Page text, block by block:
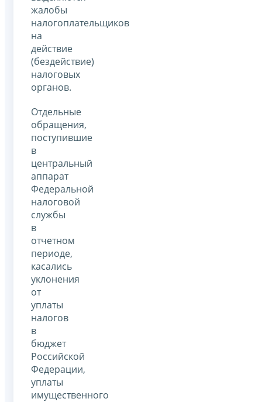
жалобы
налогоплательщиков
на
действие
(бездействие)
налоговых
органов.
Отдельные
обращения,
поступившие
в
центральный
аппарат
Федеральной
налоговой
службы
в
отчетном
периоде,
касались
уклонения
от
уплаты
налогов
в
бюджет
Российской
Федерации,
уплаты
имущественного